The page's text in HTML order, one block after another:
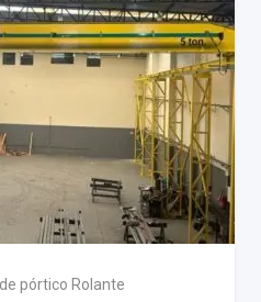
pórtico Rolante